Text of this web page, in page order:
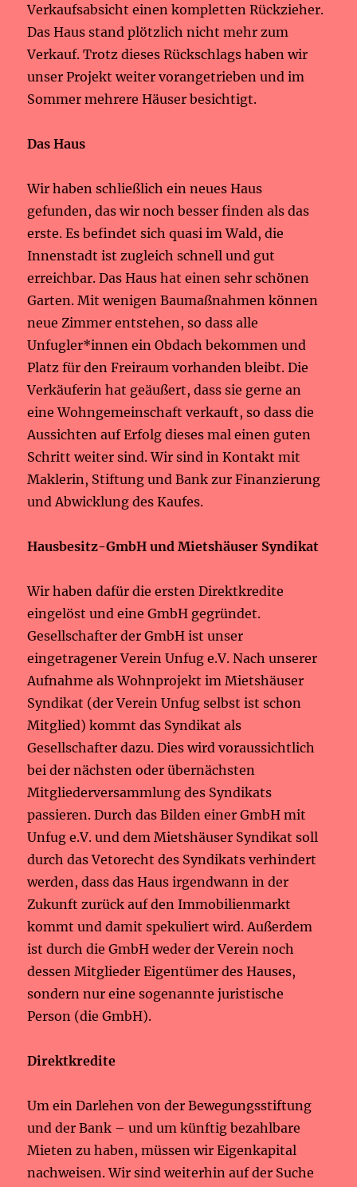
Verkaufsabsicht einen kompletten Rückzieher.
Das Haus stand plötzlich nicht mehr zum
Verkauf. Trotz dieses Rückschlags haben wir
unser Projekt weiter vorangetrieben und im
Sommer mehrere Häuser besichtigt.
Das Haus
Wir haben schließlich ein neues Haus
gefunden, das wir noch besser finden als das
erste. Es befindet sich quasi im Wald, die
Innenstadt ist zugleich schnell und gut
erreichbar. Das Haus hat einen sehr schönen
Garten. Mit wenigen Baumaßnahmen können
neue Zimmer entstehen, so dass alle
Unfugler*innen ein Obdach bekommen und
Platz für den Freiraum vorhanden bleibt. Die
Verkäuferin hat geäußert, dass sie gerne an
eine Wohngemeinschaft verkauft, so dass die
Aussichten auf Erfolg dieses mal einen guten
Schritt weiter sind. Wir sind in Kontakt mit
Maklerin, Stiftung und Bank zur Finanzierung
und Abwicklung des Kaufes.
Hausbesitz-GmbH und Mietshäuser Syndikat
Wir haben dafür die ersten Direktkredite
eingelöst und eine GmbH gegründet.
Gesellschafter der GmbH ist unser
eingetragener Verein Unfug e.V. Nach unserer
Aufnahme als Wohnprojekt im Mietshäuser
Syndikat (der Verein Unfug selbst ist schon
Mitglied) kommt das Syndikat als
Gesellschafter dazu. Dies wird voraussichtlich
bei der nächsten oder übernächsten
Mitgliederversammlung des Syndikats
passieren. Durch das Bilden einer GmbH mit
Unfug e.V. und dem Mietshäuser Syndikat soll
durch das Vetorecht des Syndikats verhindert
werden, dass das Haus irgendwann in der
Zukunft zurück auf den Immobilienmarkt
kommt und damit spekuliert wird. Außerdem
ist durch die GmbH weder der Verein noch
dessen Mitglieder Eigentümer des Hauses,
sondern nur eine sogenannte juristische
Person (die GmbH).
Direktkredite
Um ein Darlehen von der Bewegungsstiftung
und der Bank – und um künftig bezahlbare
Mieten zu haben, müssen wir Eigenkapital
nachweisen. Wir sind weiterhin auf der Suche